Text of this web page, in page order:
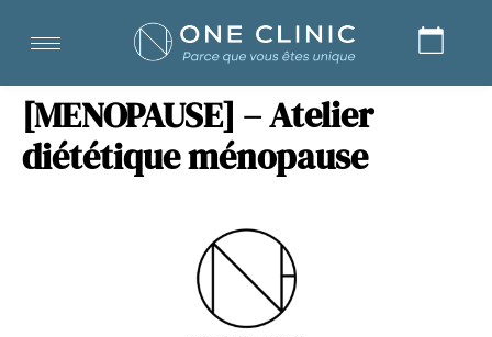
[MENOPAUSE] – Atelier
diététique ménopause